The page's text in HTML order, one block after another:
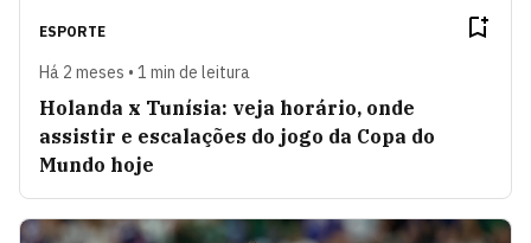
ESPORTE
Há 2 meses • 1 min de leitura
Holanda x Tunísia: veja horário, onde
assistir e escalações do jogo da Copa do
Mundo hoje